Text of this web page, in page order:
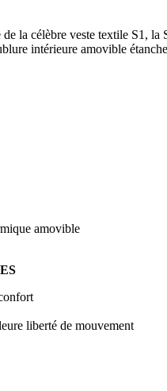
la célèbre veste textile S1,
intérieure amovible
amovible
liberté de mouvement